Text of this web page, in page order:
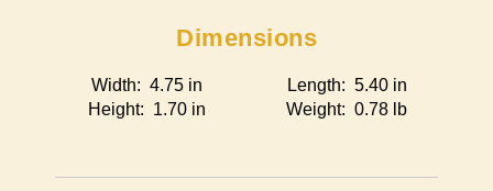
Dimensions
Width: 4.75 in
Height: 1.70 in
Length: 5.40 in
Weight: 0.78 lb